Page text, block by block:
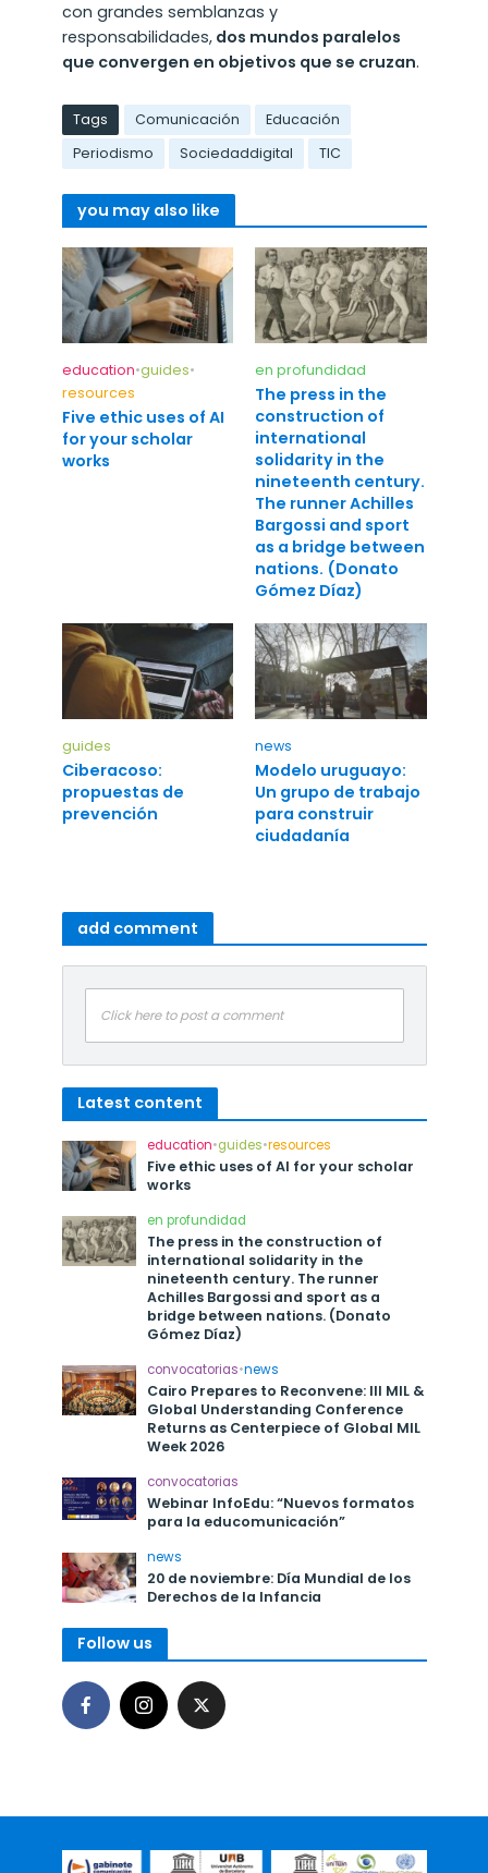
con grandes semblanzas y
responsabilidades,dos mundos paralelos
que convergen en objetivos que se cruzan.
Tags Comunicación
Educación
Periodismo
Sociedaddigital TIC
you may also like
education•guides•
resources
Five ethic uses of AI
for your scholar
works
en profundidad
The press in the
construction of
international
solidarity in the
nineteenth century.
The runner Achilles
Bargossi and sport
as a bridge between
nations. (Donato
Gómez Díaz)
guides
Ciberacoso:
propuestas de
prevención
news
Modelo uruguayo:
Un grupo de trabajo
para construir
ciudadanía
add comment
Click here to post a comment
Latest content
education•guides•resources
Five ethic uses of AI for your scholar
works
en profundidad
The press in the construction of
international solidarity in the
nineteenth century. The runner
Achilles Bargossi and sport as a
bridge between nations. (Donato
Gómez Díaz)
convocatorias•news
Cairo Prepares to Reconvene: III MIL &
Global Understanding Conference
Returns as Centerpiece of Global MIL
Week 2026
convocatorias
Webinar InfoEdu: “Nuevos formatos
para la educomunicación”
news
20 de noviembre: Día Mundial de los
Derechos de la Infancia
Follow us